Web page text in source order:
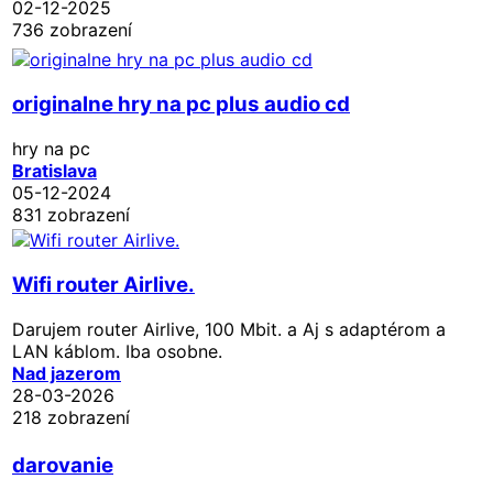
02-12-2025
736 zobrazení
originalne hry na pc plus audio cd
hry na pc
Bratislava
05-12-2024
831 zobrazení
Wifi router Airlive.
Darujem router Airlive, 100 Mbit. a Aj s adaptérom a
LAN káblom. Iba osobne.
Nad jazerom
28-03-2026
218 zobrazení
darovanie